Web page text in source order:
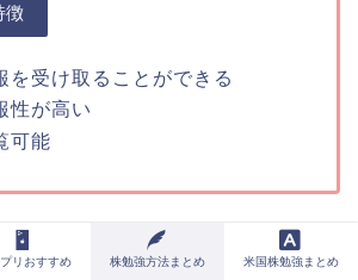
徴
を受け取ることができる
性が高い
可能
サイトが多数あるため、以下記事
リおすすめ 株勉強方法まとめ 米国株勉強まとめ